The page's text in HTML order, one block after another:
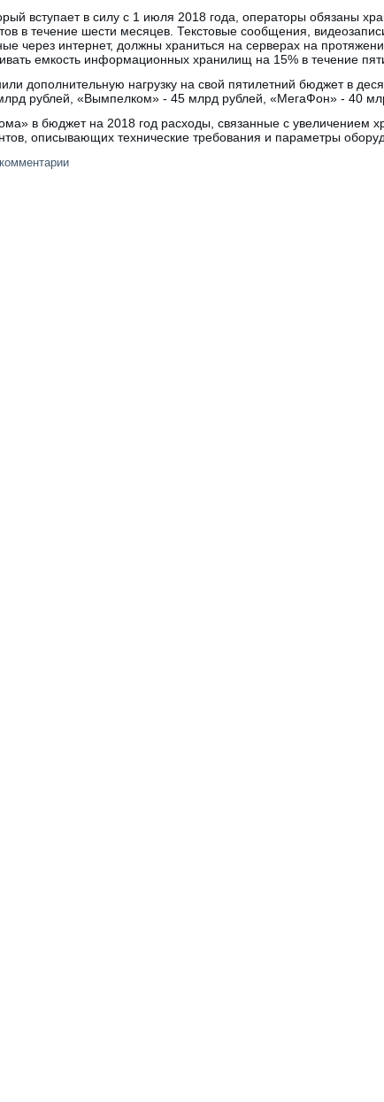
вступает в силу с 1 июля 2018 года, операторы обязаны
в течение шести месяцев. Текстовые сообщения,
через интернет, должны храниться на серверах на
емкость информационных хранилищ на 15% в течение
дополнительную нагрузку на свой пятилетний бюджет в
рублей, «Вымпелком» - 45 млрд рублей, «МегаФон» - 40
в бюджет на 2018 год расходы, связанные с увеличением
описывающих технические требования и параметры